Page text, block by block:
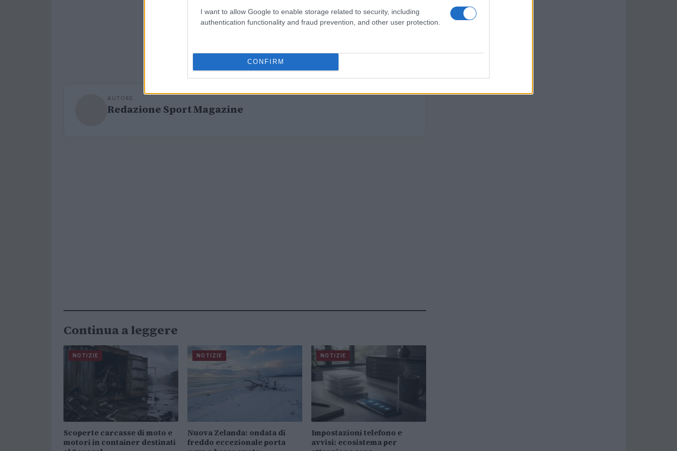
I want to allow Google to enable storage related to security, including
authentication functionality and fraud prevention, and other user protection.
CONFIRM
AUTORE
Redazione Sport Magazine
Continua a leggere
NOTIZIE
Scoperte carcasse di moto e
motori in container destinati
NOTIZIE
Nuova Zelanda: ondata di
freddo eccezionale porta
NOTIZIE
Impostazioni telefono e
avvisi: ecosistema per